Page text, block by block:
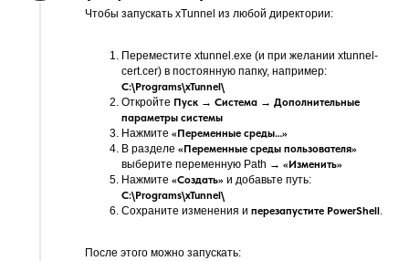
Чтобы запускать xTunnel из любой директории:
Переместите xtunnel.exe (и при желании xtunnel-
cert.cer) в постоянную папку, например:
C:\Programs\xTunnel\
Откройте Пуск → Система → Дополнительные
параметры системы
Нажмите «Переменные среды…»
В разделе «Переменные среды пользователя»
выберите переменную Path → «Изменить»
Нажмите «Создать» и добавьте путь:
C:\Programs\xTunnel\
Сохраните изменения и перезапустите PowerShell.
После этого можно запускать: